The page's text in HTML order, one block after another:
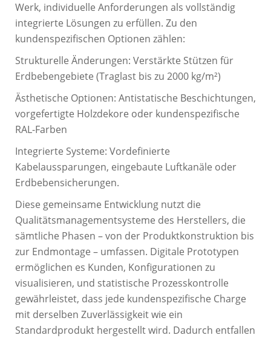
Werk, individuelle Anforderungen als vollständig
integrierte Lösungen zu erfüllen. Zu den
kundenspezifischen Optionen zählen:
Strukturelle Änderungen: Verstärkte Stützen für
Erdbebengebiete (Traglast bis zu 2000 kg/m²)
Ästhetische Optionen: Antistatische Beschichtungen,
vorgefertigte Holzdekore oder kundenspezifische
RAL-Farben
Integrierte Systeme: Vordefinierte
Kabelaussparungen, eingebaute Luftkanäle oder
Erdbebensicherungen.
Diese gemeinsame Entwicklung nutzt die
Qualitätsmanagementsysteme des Herstellers, die
sämtliche Phasen – von der Produktkonstruktion bis
zur Endmontage – umfassen. Digitale Prototypen
ermöglichen es Kunden, Konfigurationen zu
visualisieren, und statistische Prozesskontrolle
gewährleistet, dass jede kundenspezifische Charge
mit derselben Zuverlässigkeit wie ein
Standardprodukt hergestellt wird. Dadurch entfallen